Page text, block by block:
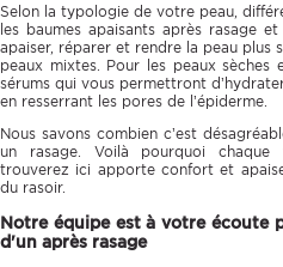
Selon la typologie de votre peau,
les baumes apaisants après rasage
apaiser, réparer et rendre la peau plus
peaux mixtes. Pour les peaux
sérums qui vous permettront
en resserrant les pores de l’épiderme.
Nous savons combien c’est
un rasage. Voilà pourquoi
trouverez ici apporte confort et
du rasoir.
Notre équipe est à votre écoute
d'un après rasage